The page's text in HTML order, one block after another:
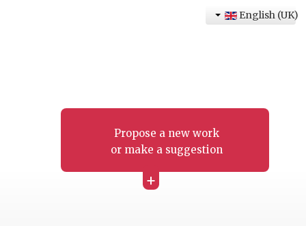
Propose a new work
or make a suggestion
+
English (UK)